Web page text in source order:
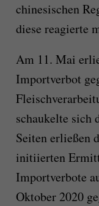
chinesischen
diese reagierte
Am 11. Mai
Importverbot
schaukelte sich
Seiten erließen
initiierten
Importverbote
Oktober 2020